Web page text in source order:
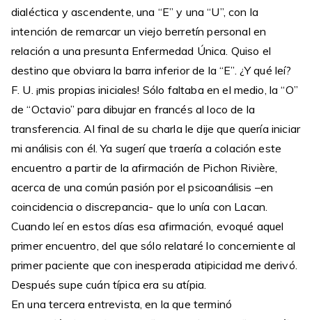
dialéctica y ascendente, una “E” y una “U”, con la
intención de remarcar un viejo berretín personal en
relación a una presunta Enfermedad Única. Quiso el
destino que obviara la barra inferior de la “E”. ¿Y qué leí?
F. U. ¡mis propias iniciales! Sólo faltaba en el medio, la “O”
de “Octavio” para dibujar en francés al loco de la
transferencia. Al final de su charla le dije que quería iniciar
mi análisis con él. Ya sugerí que traería a colación este
encuentro a partir de la afirmación de Pichon Rivière,
acerca de una común pasión por el psicoanálisis –en
coincidencia o discrepancia- que lo unía con Lacan.
Cuando leí en estos días esa afirmación, evoqué aquel
primer encuentro, del que sólo relataré lo concerniente al
primer paciente que con inesperada atipicidad me derivó.
Después supe cuán típica era su atípia.
En una tercera entrevista, en la que terminó